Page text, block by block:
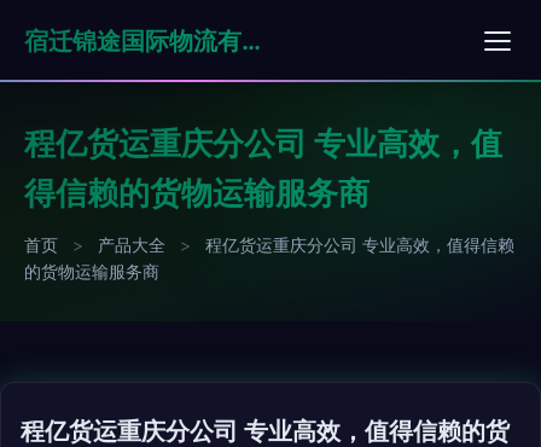
宿迁锦途国际物流有限公司
程亿货运重庆分公司 专业高效，值
得信赖的货物运输服务商
首页 > 产品大全 >
程亿货运重庆分公司 专业高效，值得信赖
的货物运输服务商
程亿货运重庆分公司 专业高效，值得信赖的货